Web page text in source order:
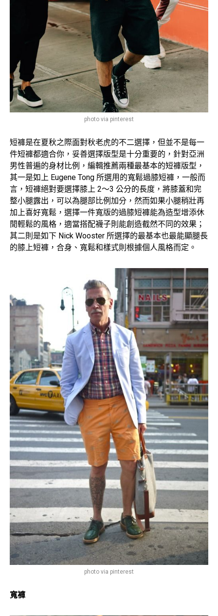
photo via pinterest
短褲是在夏秋之際面對秋老虎的不二選擇，但並不是每一
件短褲都適合你，妥善選擇版型是十分重要的，針對亞洲
男性普遍的身材比例，編輯推薦兩種最基本的短褲版型，
其一是如上 Eugene Tong 所選用的寬鬆過膝短褲，一般而
言，短褲絕對要選擇膝上 2～3 公分的長度，將膝蓋和完
整小腿露出，可以為腿部比例加分，然而如果小腿稍壯再
加上喜好寬鬆，選擇一件寬版的過膝短褲能為造型增添休
閒輕鬆的風格，適當搭配襪子則能創造截然不同的效果；
其二則是如下 Nick Wooster 所選擇的最基本也最能顯腿長
的膝上短褲，合身、寬鬆和樣式則根據個人風格而定。
photo via pinterest
寬褲